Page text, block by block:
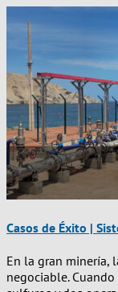
Casos de Éxito |
En la gran minería,
negociable.